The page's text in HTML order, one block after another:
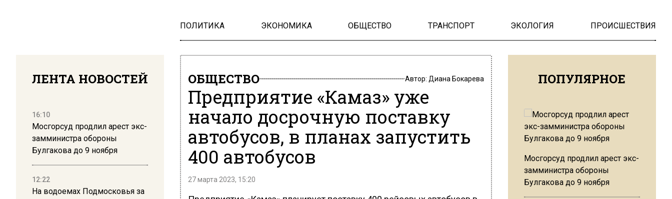
ПОЛИТИКА ЭКОНОМИКА ОБЩЕСТВО ТРАНСПОРТ ЭКОЛОГИЯ ПРОИСШЕСТВИЯ
ЛЕНТА НОВОСТЕЙ
16:10
Мосгорсуд продлил арест экс-
замминистра обороны
Булгакова до 9 ноября
12:22
На водоемах Подмосковья за
ОБЩЕСТВО Автор: Диана Бокарева
Предприятие «Камаз» уже
начало досрочную поставку
автобусов, в планах запустить
400 автобусов
27 марта 2023, 15:20
ПОПУЛЯРНОЕ
Мосгорсуд продлил арест экс-
замминистра обороны
Булгакова до 9 ноября